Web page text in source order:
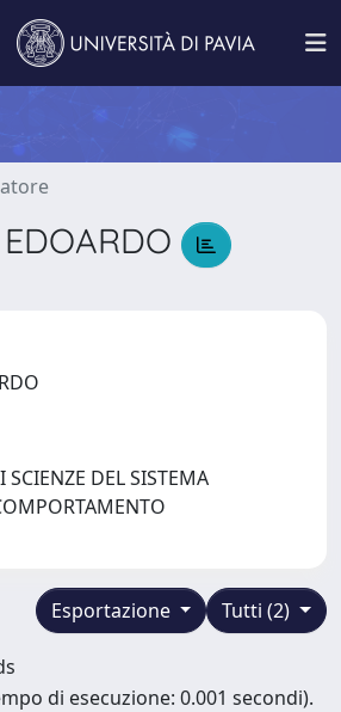
DEL SISTEMA
Tutti (2)
Esportazione
di esecuzione: 0.001 secondi).